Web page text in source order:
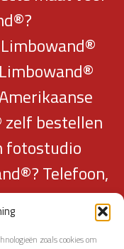
zoals cookies om
bestellen
fotostudio
Telefoon,
vindt u hier…